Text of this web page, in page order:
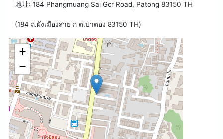
地址: 184 Phangmuang Sai Gor Road, Patong 83150 TH
(184 ถ.ผังเมืองสาย ก ต.ป่าตอง 83150 TH)
+
−